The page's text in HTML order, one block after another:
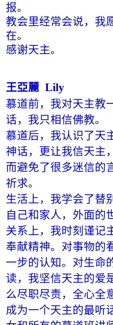
报。
教会里经常会说，我
在。
感谢天主。
王亞麗 Lily
慕道前，我对天主教
话，我只相信佛教。
慕道后，我认识了天
神话，更让我信天主
而避免了很多迷信的
祈求。
生活上，我学会了替
自己和家人，外面的
关系上，我时刻谨记
奉献精神。对事物的
一步的认知。对生命
读，我坚信天主的爱
么尽职尽责，全心全
成为一个天主的最听